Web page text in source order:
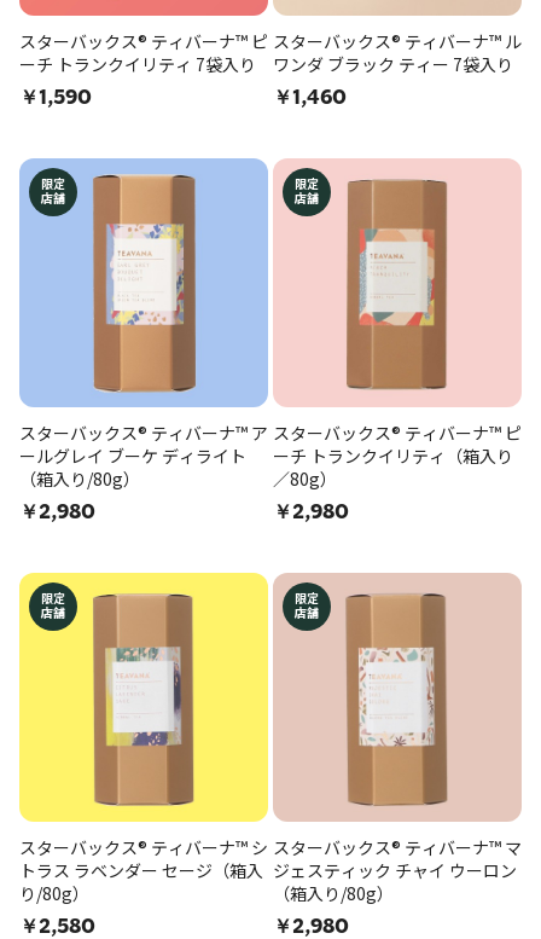
スターバックス® ティバーナ™ ピ
ーチ トランクイリティ 7袋入り
￥1,590
スターバックス® ティバーナ™ ル
ワンダ ブラック ティー 7袋入り
￥1,460
限定
店舗
スターバックス® ティバーナ™ ア
ールグレイ ブーケ ディライト
（箱入り/80g）
￥2,980
限定
店舗
スターバックス® ティバーナ™ ピ
ーチ トランクイリティ（箱入り
／80g）
￥2,980
限定
店舗
スターバックス® ティバーナ™ シ
トラス ラベンダー セージ（箱入
り/80g）
￥2,580
限定
店舗
スターバックス® ティバーナ™ マ
ジェスティック チャイ ウーロン
（箱入り/80g）
￥2,980